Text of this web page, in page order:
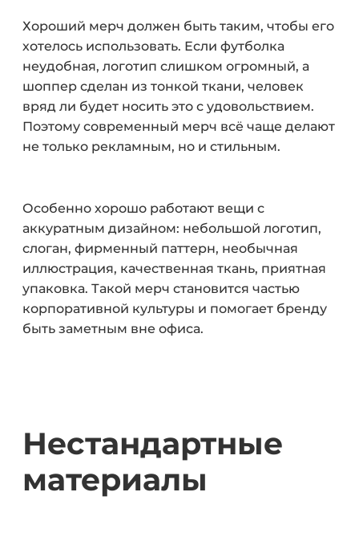
Хороший мерч должен быть таким, чтобы его
хотелось использовать. Если футболка
неудобная, логотип слишком огромный, а
шоппер сделан из тонкой ткани, человек
вряд ли будет носить это с удовольствием.
Поэтому современный мерч всё чаще делают
не только рекламным, но и стильным.
Особенно хорошо работают вещи с
аккуратным дизайном: небольшой логотип,
слоган, фирменный паттерн, необычная
иллюстрация, качественная ткань, приятная
упаковка. Такой мерч становится частью
корпоративной культуры и помогает бренду
быть заметным вне офиса.
Нестандартные
материалы